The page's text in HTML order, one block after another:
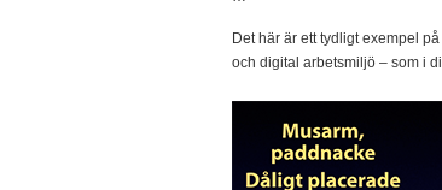
Det här är ett tydligt exempel
och digital arbetsmiljö – som i